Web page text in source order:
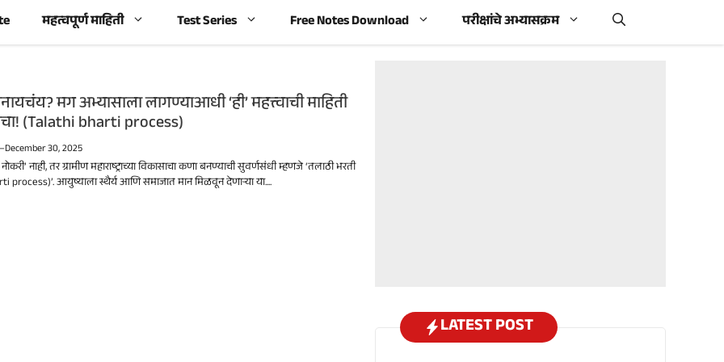
महत्वपूर्ण माहिती Test Series Free Notes Download परीक्षांचे अभ्यासक्रम
मग अभ्यासाला लागण्याआधी ‘ही’ महत्त्वाची माहिती
(Talathi bharti process)
December 30, 2025
नाही, तर ग्रामीण महाराष्ट्राच्या विकासाचा कणा बनण्याची सुवर्णसंधी म्हणजे ‘तलाठी भरती
process)’. आयुष्याला स्थैर्य आणि समाजात मान मिळवून देणाऱ्या या....
LATEST POST